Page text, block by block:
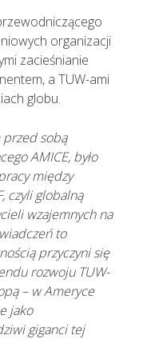
organizacji
zacieśnianie
a TUW-ami
globu.
przed sobą
AMICE, było
między
czyli globalną
wzajemnych na
to
przyczyni się
rozwoju TUW-
– w Ameryce
jako
giganci tej